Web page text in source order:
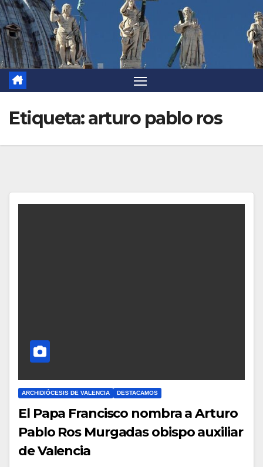
Etiqueta:arturo pablo ros
ARCHIDIÓCESIS DE VALENCIA DESTACAMOS
El Papa Francisco nombra a Arturo
Pablo Ros Murgadas obispo auxiliar
de Valencia